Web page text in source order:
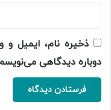
ذخیره نام، ایمیل و
دوباره دیدگاهی